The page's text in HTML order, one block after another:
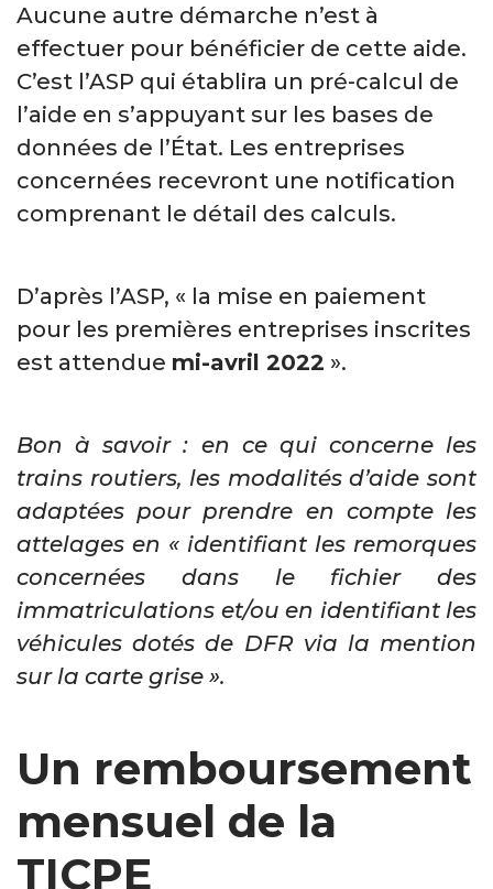
Aucune autre démarche n’est à
effectuer pour bénéficier de cette aide.
C’est l’ASP qui établira un pré-calcul de
l’aide en s’appuyant sur les bases de
données de l’État. Les entreprises
concernées recevront une notification
comprenant le détail des calculs.
D’après l’ASP, « la mise en paiement
pour les premières entreprises inscrites
est attendue mi-avril 2022 ».
Bon à savoir : en ce qui concerne les
trains routiers, les modalités d’aide sont
adaptées pour prendre en compte les
attelages en « identifiant les remorques
concernées dans le fichier des
immatriculations et/ou en identifiant les
véhicules dotés de DFR via la mention
sur la carte grise ».
Un remboursement
mensuel de la
TICPE